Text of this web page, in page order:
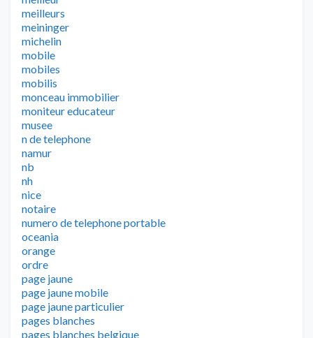
meilleurs
meininger
michelin
mobile
mobiles
mobilis
monceau immobilier
moniteur educateur
musee
n de telephone
namur
nb
nh
nice
notaire
numero de telephone portable
oceania
orange
ordre
page jaune
page jaune mobile
page jaune particulier
pages blanches
pages blanches belgique